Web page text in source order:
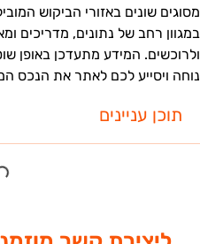
שונים באזורי הביקוש
רחב של נתונים, מדריכים
המידע מתעדכן באופן
ויסייע לכם לאתר את הנכס
תוכן עניינים